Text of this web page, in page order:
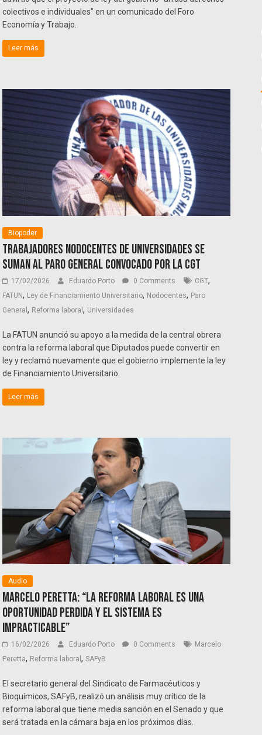
colectivos e individuales” en un comunicado del Foro
Economía y Trabajo.
Leer más
Biopoder
Trabajadores NODOCENTES de universidades se
suman al paro general convocado por la CGT
17/02/2026 Eduardo Porto 0 Comments CGT,
FATUN, Ley de Financiamiento Universitario, Nodocentes, Paro
General, Reforma laboral, Universidades
La FATUN anunció su apoyo a la medida de la central obrera
contra la reforma laboral que Diputados puede convertir en
ley y reclamó nuevamente que el gobierno implemente la ley
de Financiamiento Universitario.
Leer más
Audio
Marcelo Peretta: “La reforma laboral es una
oportunidad perdida y el sistema es
impracticable”
16/02/2026 Eduardo Porto 0 Comments
Marcelo
Peretta, Reforma laboral,SAFyB
El secretario general del Sindicato de Farmacéuticos y
Bioquímicos, SAFyB, realizó un análisis muy crítico de la
reforma laboral que tiene media sanción en el Senado y que
será tratada en la cámara baja en los próximos días.